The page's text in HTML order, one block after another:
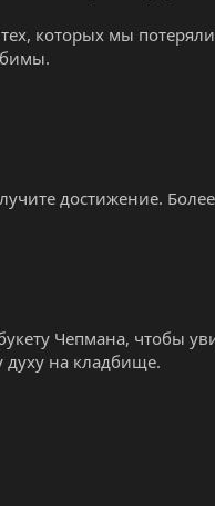
которых мы
достижение.
Чепмана, чтобы
на кладбище.